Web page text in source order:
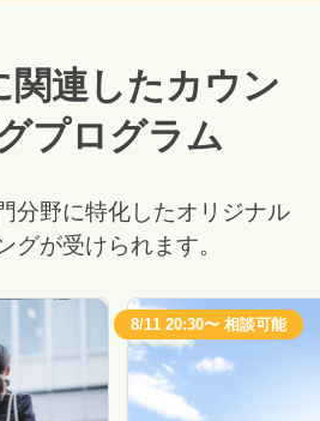
関連したカウン
プログラム
分野に特化したオリジナル
グが受けられます。
8/11 20:30〜 相談可能